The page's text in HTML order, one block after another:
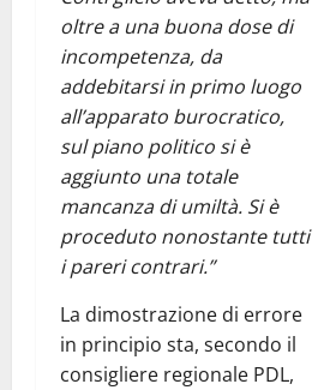
oltre a una buona dose di
incompetenza, da
addebitarsi in primo luogo
all’apparato burocratico,
sul piano politico si è
aggiunto una totale
mancanza di umiltà. Si è
proceduto nonostante tutti
i pareri contrari.”
La dimostrazione di errore
in principio sta, secondo il
consigliere regionale PDL,